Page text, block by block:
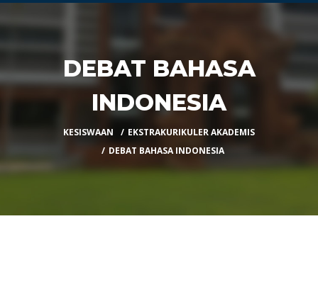
DEBAT BAHASA
INDONESIA
KESISWAAN
EKSTRAKURIKULER AKADEMIS
DEBAT BAHASA INDONESIA